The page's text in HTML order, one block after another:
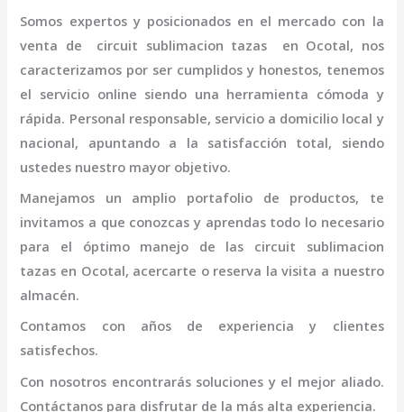
Somos expertos y posicionados en el mercado con la
venta de circuit sublimacion tazas en Ocotal, nos
caracterizamos por ser cumplidos y honestos, tenemos
el servicio online siendo una herramienta cómoda y
rápida. Personal responsable, servicio a domicilio local y
nacional, apuntando a la satisfacción total, siendo
ustedes nuestro mayor objetivo.
Manejamos un amplio portafolio de productos, te
invitamos a que conozcas y aprendas todo lo necesario
para el óptimo manejo de las circuit sublimacion
tazas en Ocotal, acercarte o reserva la visita a nuestro
almacén.
Contamos con años de experiencia y clientes
satisfechos.
Con nosotros encontrarás soluciones y el mejor aliado.
Contáctanos para disfrutar de la más alta experiencia.